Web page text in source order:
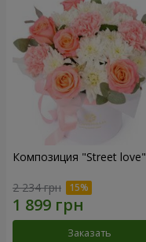
Композиция "Street love"
2 234 грн
Заказать